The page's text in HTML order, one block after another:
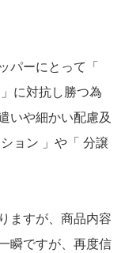
パーにとって「
に対抗し勝つ為
いや細かい配慮及
ョン 」や「 分譲
ますが、商品内容
瞬ですが、再度信